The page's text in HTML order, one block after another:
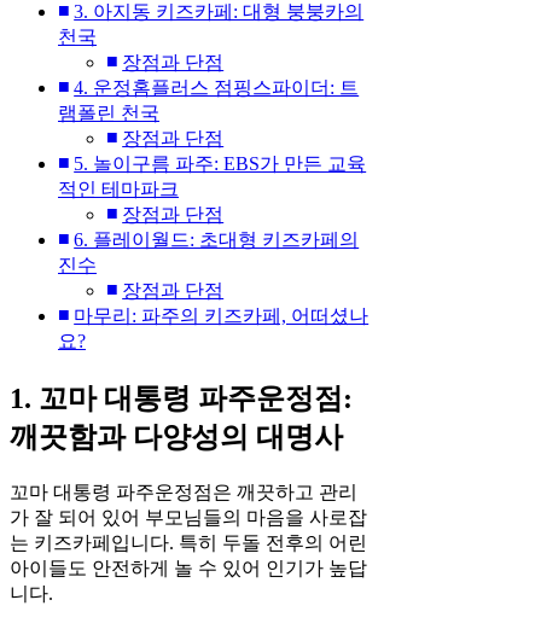
3. 아지동 키즈카페: 대형 붕붕카의
천국
장점과 단점
4. 운정홈플러스 점핑스파이더: 트
램폴린 천국
장점과 단점
5. 놀이구름 파주: EBS가 만든 교육
적인 테마파크
장점과 단점
6. 플레이월드: 초대형 키즈카페의
진수
장점과 단점
마무리: 파주의 키즈카페, 어떠셨나
요?
1. 꼬마 대통령 파주운정점:
깨끗함과 다양성의 대명사
꼬마 대통령 파주운정점은 깨끗하고 관리
가 잘 되어 있어 부모님들의 마음을 사로잡
는 키즈카페입니다. 특히 두돌 전후의 어린
아이들도 안전하게 놀 수 있어 인기가 높답
니다.